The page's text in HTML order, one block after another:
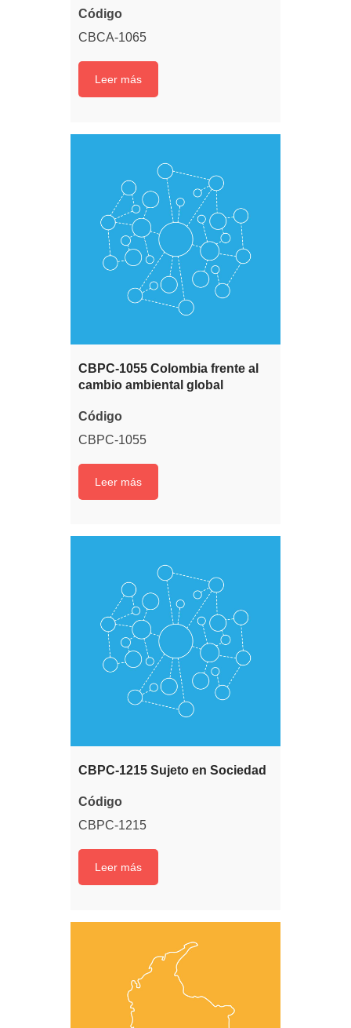
Código
CBCA-1065
Leer más
CBPC-1055 Colombia frente al
cambio ambiental global
Código
CBPC-1055
Leer más
CBPC-1215 Sujeto en Sociedad
Código
CBPC-1215
Leer más